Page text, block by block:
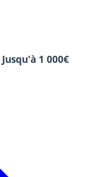
Jusqu'à 1 000€